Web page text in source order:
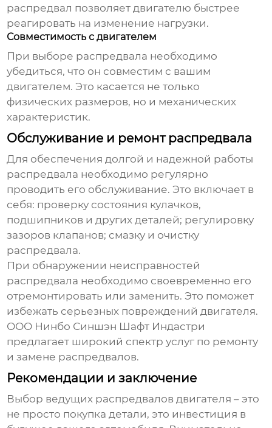
распредвал позволяет двигателю быстрее
реагировать на изменение нагрузки.
Совместимость с двигателем
При выборе распредвала необходимо
убедиться, что он совместим с вашим
двигателем. Это касается не только
физических размеров, но и механических
характеристик.
Обслуживание и ремонт распредвала
Для обеспечения долгой и надежной работы
распредвала необходимо регулярно
проводить его обслуживание. Это включает в
себя: проверку состояния кулачков,
подшипников и других деталей; регулировку
зазоров клапанов; смазку и очистку
распредвала.
При обнаружении неисправностей
распредвала необходимо своевременно его
отремонтировать или заменить. Это поможет
избежать серьезных повреждений двигателя.
ООО Нинбо Синшэн Шафт Индастри
предлагает широкий спектр услуг по ремонту
и замене распредвалов.
Рекомендации и заключение
Выбор ведущих распредвалов двигателя – это
не просто покупка детали, это инвестиция в